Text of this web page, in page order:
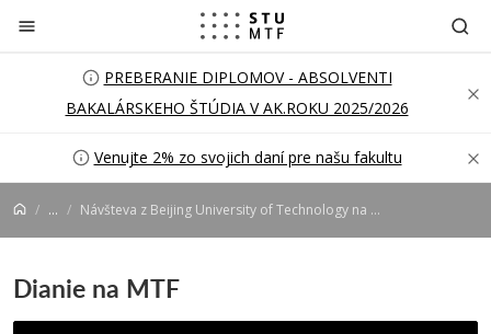
Prejsť na obsah
PREBERANIE DIPLOMOV - ABSOLVENTI
BAKALÁRSKEHO ŠTÚDIA V AK.ROKU 2025/2026
Venujte 2% zo svojich daní pre našu fakultu
... Návšteva z Beijing University of Technology na MTF
Dianie na MTF